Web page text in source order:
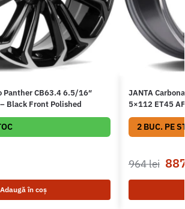
Panther CB63.4 6.5/16″
Black Front Polished
Adaugă în coș
JANTA
5×112 ET45
2 BUC. PE
964lei